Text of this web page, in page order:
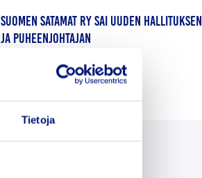
Tietoja
SUOMEN SATAMAT RY SAI UUDEN HALLITUKSEN
JA PUHEENJOHTAJAN